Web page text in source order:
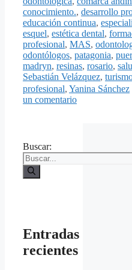
conocimiento., desarrollo
educación continua,
esquel, estética dental,
profesional, MAS,
odontólogos, patagonia,
madryn, resinas, rosario,
Sebastián Velázquez,
profesional, Yanina Sánchez
un comentario
Buscar:
Entradas
recientes